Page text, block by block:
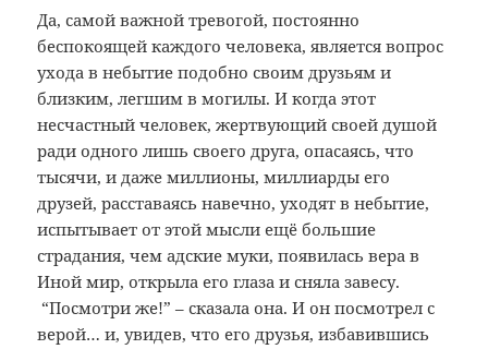
Да, самой важной тревогой, постоянно
беспокоящей каждого человека, является вопрос
ухода в небытие подобно своим друзьям и
близким, легшим в могилы. И когда этот
несчастный человек, жертвующий своей душой
ради одного лишь своего друга, опасаясь, что
тысячи, и даже миллионы, миллиарды его
друзей, расставаясь навечно, уходят в небытие,
испытывает от этой мысли ещё большие
страдания, чем адские муки, появилась вера в
Иной мир, открыла его глаза и сняла завесу.
“Посмотри же!” – сказала она. И он посмотрел с
верой… и, увидев, что его друзья, избавившись